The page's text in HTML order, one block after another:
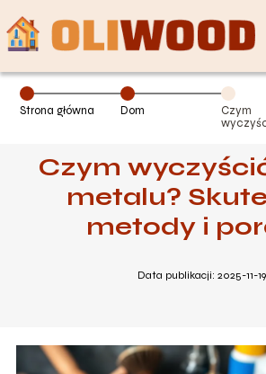
Strona główna Dom
Czym
metody
Czym
metalu?
metody i
Data publikacji: 2025-11-19